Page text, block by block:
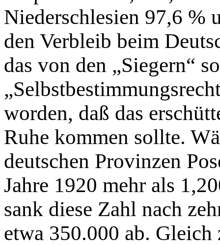
Niederschlesien 97,6 %
den Verbleib beim
das von den „Siegern“
worden, daß das
Ruhe kommen sollte.
deutschen Provinzen
Jahre 1920 mehr als
sank diese Zahl nach
etwa 350.000 ab.